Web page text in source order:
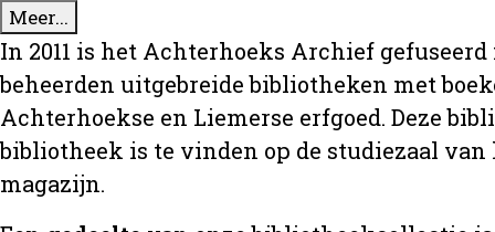
Meer...
In 2011 is het Achterhoeks Archief
beheerden uitgebreide bibliotheken met
Achterhoekse en Liemerse erfgoed. Deze
bibliotheek is te vinden op de studiezaal
magazijn.